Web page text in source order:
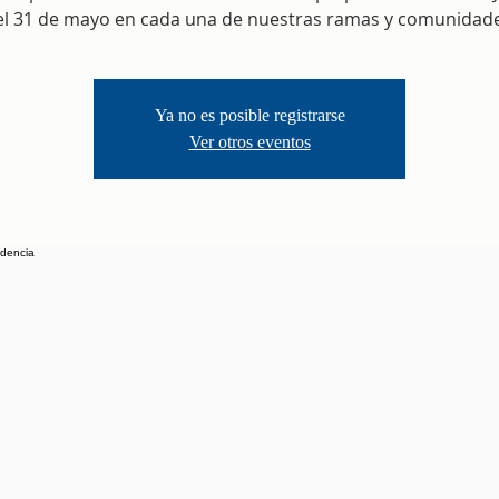
31 de mayo en cada una de nuestras ramas y
Ya no es posible registrarse
Ver otros eventos